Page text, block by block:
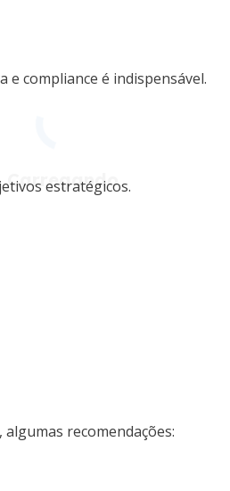
e compliance é indispensável.
estratégicos.
recomendações: